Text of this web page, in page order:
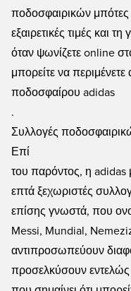
ποδοσφαιρικών
εξαιρετικές τιμές και
όταν ψωνίζετε online
μπορείτε να
ποδοσφαίρου adidas
.
Συλλογές
Επί
του παρόντος, η adidas
επτά ξεχωριστές
επίσης γνωστά, που
Messi, Mundial,
αντιπροσωπεύουν
προσελκύσουν